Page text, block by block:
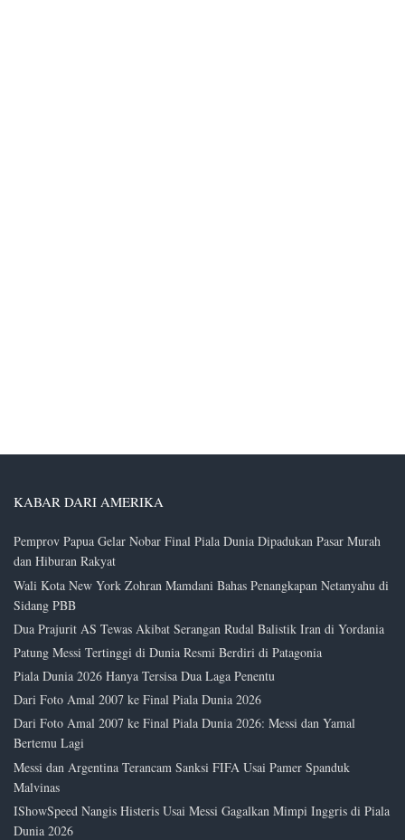
KABAR DARI AMERIKA
Pemprov Papua Gelar Nobar Final Piala Dunia Dipadukan Pasar Murah
dan Hiburan Rakyat
Wali Kota New York Zohran Mamdani Bahas Penangkapan Netanyahu di
Sidang PBB
Dua Prajurit AS Tewas Akibat Serangan Rudal Balistik Iran di Yordania
Patung Messi Tertinggi di Dunia Resmi Berdiri di Patagonia
Piala Dunia 2026 Hanya Tersisa Dua Laga Penentu
Dari Foto Amal 2007 ke Final Piala Dunia 2026
Dari Foto Amal 2007 ke Final Piala Dunia 2026: Messi dan Yamal
Bertemu Lagi
Messi dan Argentina Terancam Sanksi FIFA Usai Pamer Spanduk
Malvinas
IShowSpeed Nangis Histeris Usai Messi Gagalkan Mimpi Inggris di Piala
Dunia 2026